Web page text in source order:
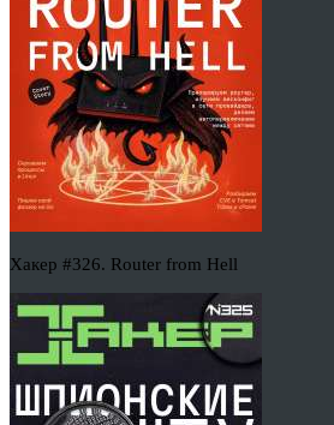
Хакер #326. Router from Hell